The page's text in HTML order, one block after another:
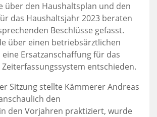
über den Haushaltsplan und den
das Haushaltsjahr 2023 beraten
Beschlüsse gefasst.
über einen betriebsärztlichen
Ersatzanschaffung für das
entschieden.
Sitzung stellte Kämmerer Andreas
den
den Vorjahren praktiziert, wurde